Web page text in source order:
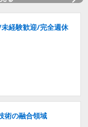
未経験歓迎/完全週休
術の融合領域